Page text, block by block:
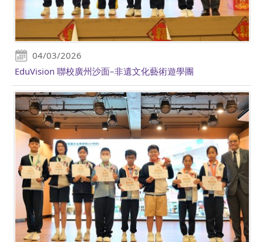
04/03/2026
EduVision 聯校廣州沙面–非遺文化藝術遊學團